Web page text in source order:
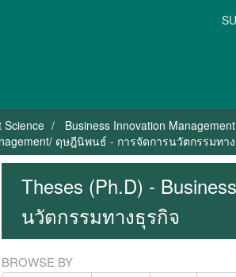
Science
Business Innovation Management
ดุษฎีนิพนธ์ - การจัดการนวัตกรรมทา
Theses (Ph.D) -
นวัตกรรมทางธุรกิจ
BROWSE BY